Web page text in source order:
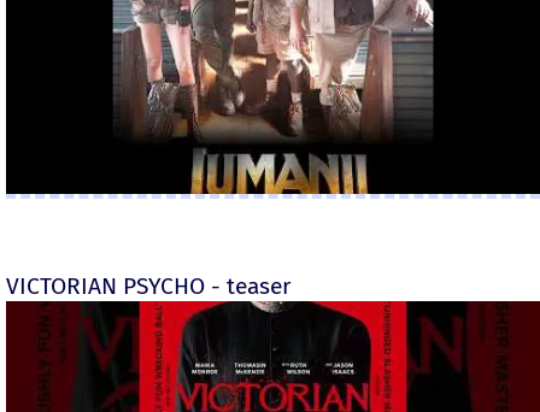
VICTORIAN PSYCHO - teaser